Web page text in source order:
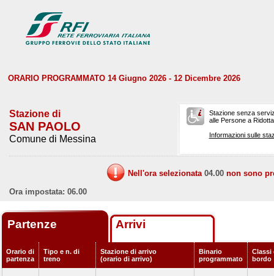
ORARIO PROGRAMMATO 14 Giugno 2026 - 12 Dicembre 2026
Stazione di
SAN PAOLO
Comune di Messina
Stazione senza
alle Persone a
Informazioni sulle
Nell'ora selezionata 04.00 non sono
Ora impostata: 06.00
Partenze Arrivi
Orario di
partenza
Tipo e n. di
treno
Stazione di arrivo
(orario di arrivo)
Binario
programmato
Classi
bordo